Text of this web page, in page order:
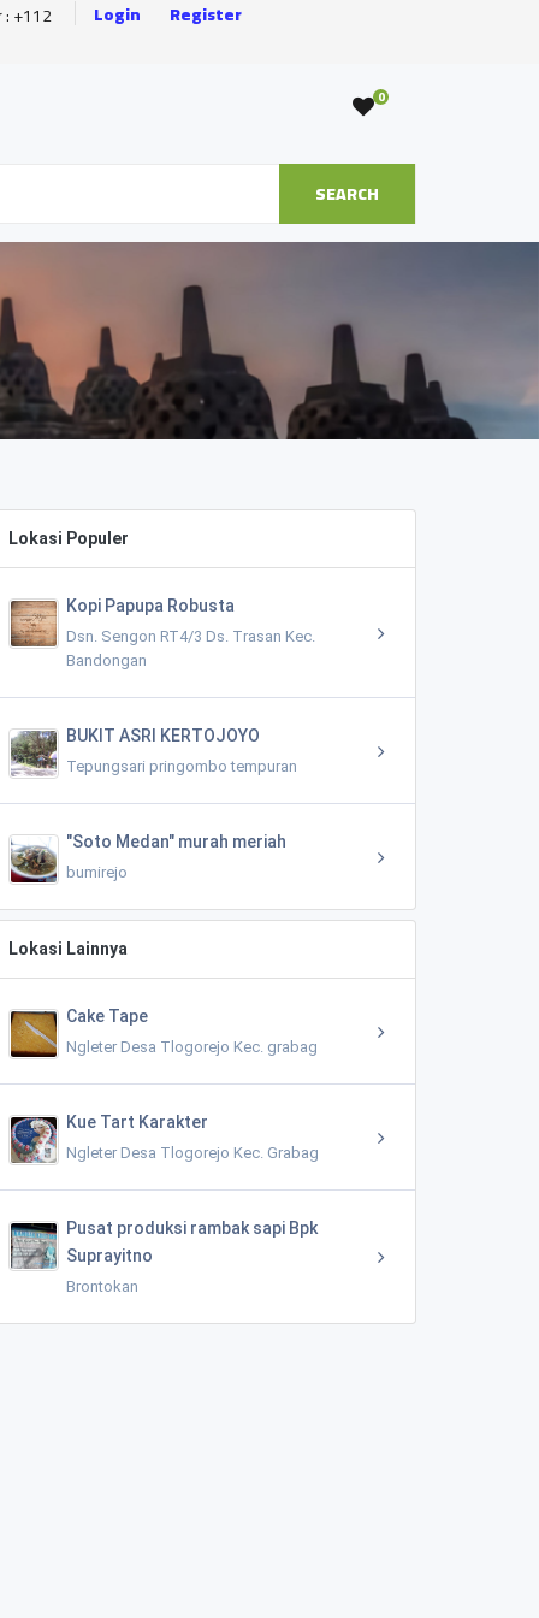
: +112 Login Register
0
SEARCH
Lokasi Populer
Kopi Papupa Robusta
Dsn. Sengon RT4/3 Ds. Trasan Kec.
Bandongan
BUKIT ASRI KERTOJOYO
Tepungsari pringombo tempuran
"Soto Medan" murah meriah
bumirejo
Lokasi Lainnya
Cake Tape
Ngleter Desa Tlogorejo Kec. grabag
Kue Tart Karakter
Ngleter Desa Tlogorejo Kec. Grabag
Pusat produksi rambak sapi Bpk
Suprayitno
Brontokan